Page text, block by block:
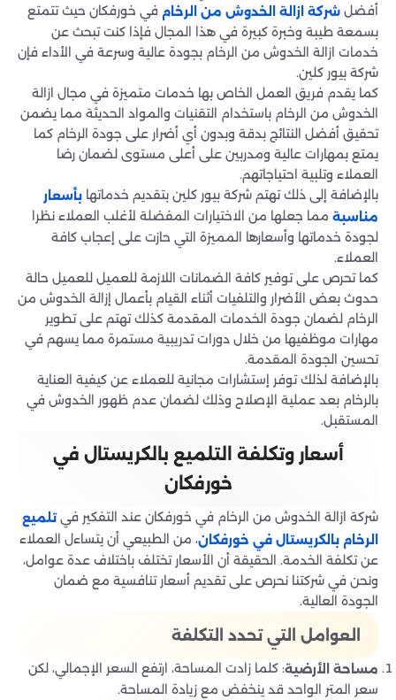
أفضل شركة ازالة الخدوش من الرخام في خورفكان حيث تتمتع
بسمعة طيبة وخبرة كبيرة في هذا المجال فإذا كنت تبحث عن
خدمات ازالة الخدوش من الرخام بجودة عالية وسرعة في الأداء فإن
شركة بيور كلين.
كما يقدم فريق العمل الخاص بها خدمات متميزة في مجال ازالة
الخدوش من الرخام باستخدام التقنيات والمواد الحديثة مما يضمن
تحقيق أفضل النتائج بدقة وبدون أي أضرار على جودة الرخام كما
يمتع بمهارات عالية ومدربين على أعلى مستوى لضمان رضا
العملاء وتلبية احتياجاتهم.
بالإضافة إلى ذلك تهتم شركة بيور كلين بتقديم خدماتها بأسعار
مناسبة مما جعلها من الاختيارات المفضلة لأغلب العملاء نظرا
لجودة خدماتها وأسعارها المميزة التي حازت على إعجاب كافة
العملاء.
كما تحرص على توفير كافة الضمانات اللازمة للعميل للعميل حالة
حدوث بعض الأضرار والتلفيات أثناء القيام بأعمال إزالة الخدوش من
الرخام لضمان جودة الخدمات المقدمة كذلك تهتم على تطوير
مهارات موظفيها من خلال دورات تدريبية مستمرة مما يسهم في
تحسين الجودة المقدمة.
بالإضافة لذلك توفر إستشارات مجانية للعملاء عن كيفية العناية
بالرخام بعد عملية الإصلاح وذلك لضمان عدم ظهور الخدوش في
المستقبل.
أسعار وتكلفة التلميع بالكريستال في
خورفكان
شركة ازالة الخدوش من الرخام في خورفكان عند التفكير في تلميع
الرخام بالكريستال في خورفكان، من الطبيعي أن يتساءل العملاء
عن تكلفة الخدمة. الحقيقة أن الأسعار تختلف باختلاف عدة عوامل،
ونحن في شركتنا نحرص على تقديم أسعار تنافسية مع ضمان
الجودة العالية.
العوامل التي تحدد التكلفة
مساحة الأرضية: كلما زادت المساحة، ارتفع السعر الإجمالي، لكن
سعر المتر الواحد قد ينخفض مع زيادة المساحة.